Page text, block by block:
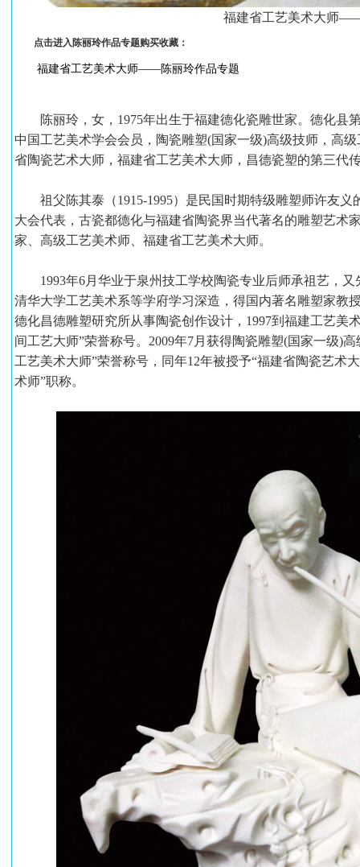
福建省工艺美术大师
点击进入陈丽玲作品专题购买收藏：
福建省工艺美术大师——陈丽玲作品专题
陈丽玲，女，1975年出生于福建德化瓷雕世家。德化县
中国工艺美术学会会员，陶瓷雕塑(国家一级)高级技师，高
省陶瓷艺术大师，福建省工艺美术大师，昌德瓷塑的第三代
祖父陈其泰（1915-1995）是民国时期特级雕塑师许友义
大会代表，古瓷都德化与福建省陶瓷界当代著名的雕塑艺术
家、高级工艺美术师、福建省工艺美术大师。
1993年6月华业于泉州技工学校陶瓷专业后师承祖艺，又
清华大学工艺美术系等学府学习深造，得国内著名雕塑家教
德化昌德雕塑研究所从事陶瓷创作设计，1997到福建工艺美
间工艺大师”荣誉称号。2009年7月获得陶瓷雕塑(国家一级)
工艺美术大师”荣誉称号，同年12年被授予“福建省陶瓷艺术
术师”职称。